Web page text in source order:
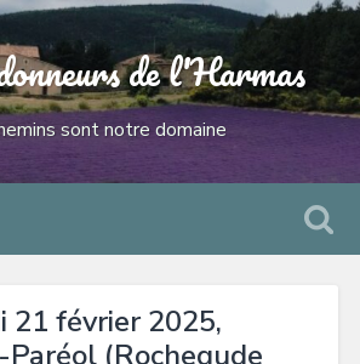
de l'Harmas
sont notre domaine
21 février 2025,
(Rochegude